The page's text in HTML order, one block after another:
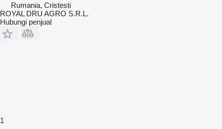
Rumania, Cristesti
ROYAL DRU AGRO S.R.L.
Hubungi penjual
1